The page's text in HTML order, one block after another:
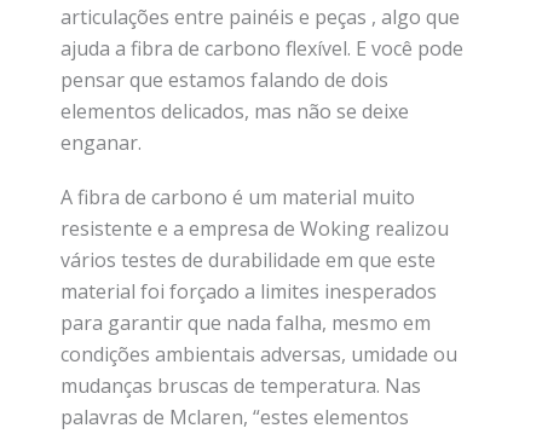
articulações entre painéis e peças , algo que
ajuda a fibra de carbono flexível. E você pode
pensar que estamos falando de dois
elementos delicados, mas não se deixe
enganar.
A fibra de carbono é um material muito
resistente e a empresa de Woking realizou
vários testes de durabilidade em que este
material foi forçado a limites inesperados
para garantir que nada falha, mesmo em
condições ambientais adversas, umidade ou
mudanças bruscas de temperatura. Nas
palavras de Mclaren, “estes elementos